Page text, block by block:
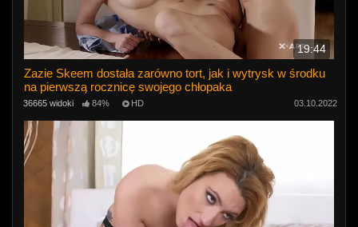
19:44
Zazie Skeem dostała zarówno tort, jak i wytrysk w środku
na pierwszą rocznicę swojego chłopaka
36665 widoki 84% HD 03.10.2022